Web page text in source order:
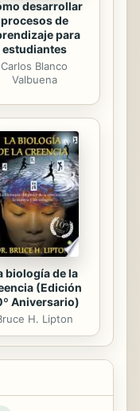
desarrollar
procesos de
para
estudiantes
Carlos Blanco
Valbuena
biología de la
(Edición
Aniversario)
H. Lipton